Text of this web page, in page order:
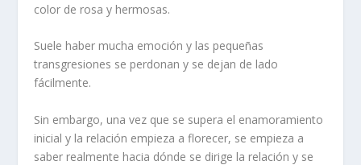
color de rosa y hermosas.
Suele haber mucha emoción y las pequeñas
transgresiones se perdonan y se dejan de lado
fácilmente.
Sin embargo, una vez que se supera el enamoramiento
inicial y la relación empieza a florecer, se empieza a
saber realmente hacia dónde se dirige la relación y se